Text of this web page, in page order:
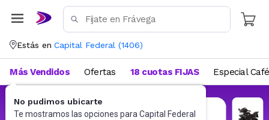
Estás en Capital Federal (1406)
No pudimos ubicarte
Te mostramos las opciones para Capital Federal
Más Vendidos Ofertas 18 cuotas FIJAS Especial Café